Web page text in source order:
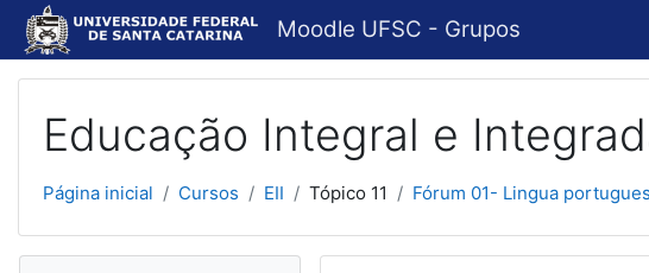
Ir para o conteúdo principal
Moodle UFSC - Grupos
Educação Integral e
Página inicial Cursos EII Tópico 11 Fórum 01- Lingua